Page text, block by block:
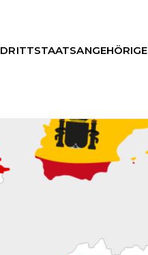
DRITTSTAATSANGEHÖRIGE